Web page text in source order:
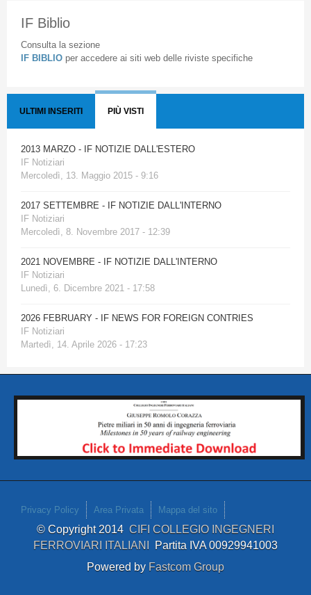
IF Biblio
Consulta la sezione
IF BIBLIO per accedere ai siti web delle riviste specifiche
ULTIMI INSERITI PIÙ VISTI
2013 MARZO - IF NOTIZIE DALL'ESTERO
IF Notiziari
Mercoledì, 13. Maggio 2015 - 9:16
2017 SETTEMBRE - IF NOTIZIE DALL'INTERNO
IF Notiziari
Mercoledì, 8. Novembre 2017 - 12:39
2021 NOVEMBRE - IF NOTIZIE DALL'INTERNO
IF Notiziari
Lunedì, 6. Dicembre 2021 - 17:58
2026 FEBRUARY - IF NEWS FOR FOREIGN CONTRIES
IF Notiziari
Martedì, 14. Aprile 2026 - 17:23
Privacy Policy Area Privata Mappa del sito
© Copyright 2014 CIFI COLLEGIO INGEGNERI
FERROVIARI ITALIANI Partita IVA 00929941003
Powered by Fastcom Group